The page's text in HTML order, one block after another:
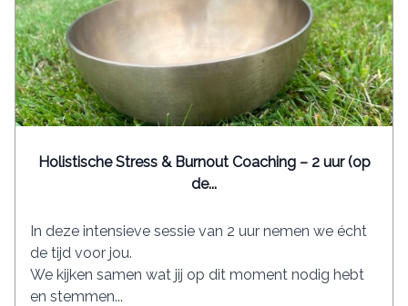
Holistische Stress & Burnout Coaching – 2 uur (op
de...
In deze intensieve sessie van 2 uur nemen we écht
de tijd voor jou.
We kijken samen wat jij op dit moment nodig hebt
en stemmen...